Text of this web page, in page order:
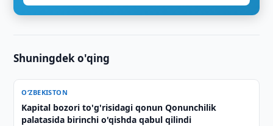
Shuningdek o'qing
O‘ZBEKISTON
Kapital bozori to'g'risidagi qonun Qonunchilik
palatasida birinchi o'qishda qabul qilindi